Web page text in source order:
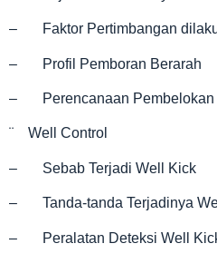
– Faktor Pertimbangan
– Profil Pemboran Berarah
– Perencanaan Pembelokan
¨ Well Control
– Sebab Terjadi Well Kick
– Tanda-tanda Terjadinya
– Peralatan Deteksi Well